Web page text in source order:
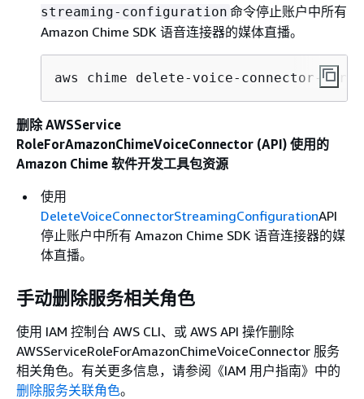
streaming-configuration 命令停止账户中所有
Amazon Chime SDK 语音连接器的媒体直播。
aws chime delete-voice-connector-
删除 AWSService
RoleForAmazonChimeVoiceConnector (API) 使用的
Amazon Chime 软件开发工具包资源
使用
DeleteVoiceConnectorStreamingConfigurationAPI
停止账户中所有 Amazon Chime SDK 语音连接器的媒
体直播。
手动删除服务相关角色
使用 IAM 控制台 AWS CLI、或 AWS API 操作删除
AWSServiceRoleForAmazonChimeVoiceConnector 服务
相关角色。有关更多信息，请参阅《IAM 用户指南》 中的
删除服务关联角色。